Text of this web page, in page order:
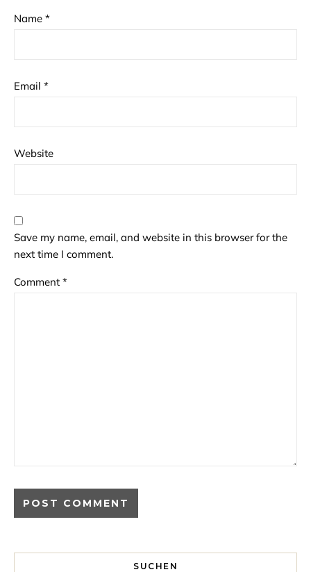
Name *
Email *
Website
Save my name, email, and website in this browser for the
next time I comment.
Comment *
SUCHEN